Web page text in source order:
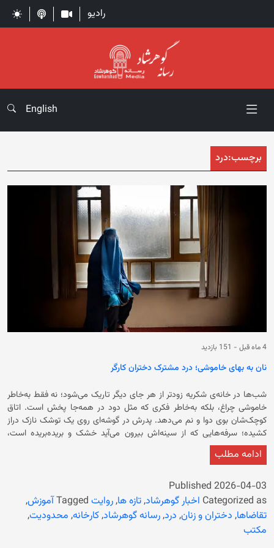
رادیو
English
برچسب:درد
4 ماه قبل - 151 بازدید
نان به بهای خاموشی؛ درد مشترک دختران کارگر
شب‌ها در خانه‌ی شکریه زودتر از هر جای دیگر تاریک می‌شود؛ نه فقط به‌خاطر
خاموشی چراغ، بلکه به‌خاطر فکری که مثل دود در همه‌جا پخش است. اتاق
کوچک‌شان بوی دوا و نم می‌دهد. پدرش در گوشه‌ای روی یک توشک نازک دراز
کشیده؛ سرفه‌هایی که از سینه‌اش بیرون می‌آید خشک و بریده‌بریده است،
طوری که هر بار شکریه حس می‌کند شاید این سرفه آخرین باشد. او همیشه
قبل از خواب چند دقیقه کنار پدر می‌نشیند، دستش را روی سینه‌اش می‌گذارد؛
نیاید. در همان حال، صدای آهسته‌ی مادر از حویلی می‌آید که هنوز ظرف
می‌شوید؛ با دست‌هایی که پوستش از مواد شوینده ترک خورده، و زیر لب چیزی
زمزمه می‌کند؛ شاید دعا، شاید درد. شکریه دختر کلان خانه است. این جمله در
ظاهر ساده است، اما در زندگی او یعنی این‌که هیچ‌وقت فرصت نکرده فقط
«دختر» باشد. یعنی از همان وقتی که مکتب بسته شد، انگار کسی نام او را از
ادامه مطلب
Published 2026-04-03
Categorized as اخبار گوهرشاد,تازه ها,روایت Taggedآموزش,
تقاضاها, دختران و زنان, درد,رسانه گوهرشاد,کارخانه, محدودیت,
مکتب